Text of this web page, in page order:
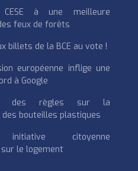
à une meilleure
feux de forêts
billets de la BCE au vote !
européenne inflige une
à Google
des règles sur la
des bouteilles plastiques
initiative citoyenne
le logement